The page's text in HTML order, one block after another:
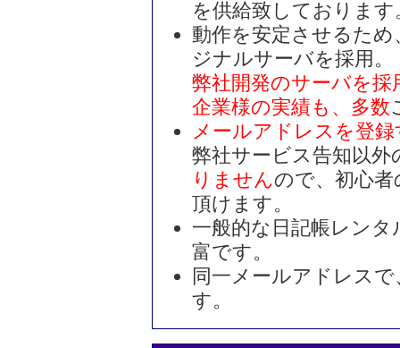
を供給致しております
動作を安定させるた
ジナルサーバを採用。
弊社開発のサーバを
企業様の実績も、多数
メールアドレスを登
弊社サービス告知以外
りませんので、初心
頂けます。
一般的な日記帳レン
富です。
同一メールアドレスで
す。